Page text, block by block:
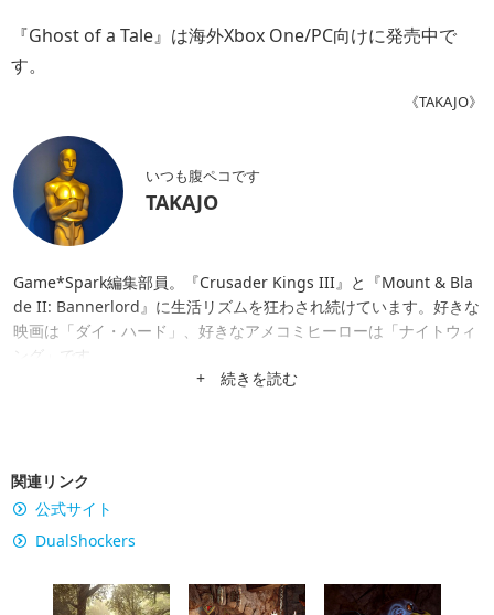
『Ghost of a Tale』は海外Xbox One/PC向けに発売中で
す。
《TAKAJO》
いつも腹ペコです
TAKAJO
Game*Spark編集部員。『Crusader Kings III』と『Mount & Bla
de II: Bannerlord』に生活リズムを狂わされ続けています。好きな
映画は「ダイ・ハード」、好きなアメコミヒーローは「ナイトウィ
ング」です。
+ 続きを読む
関連リンク
公式サイト
DualShockers